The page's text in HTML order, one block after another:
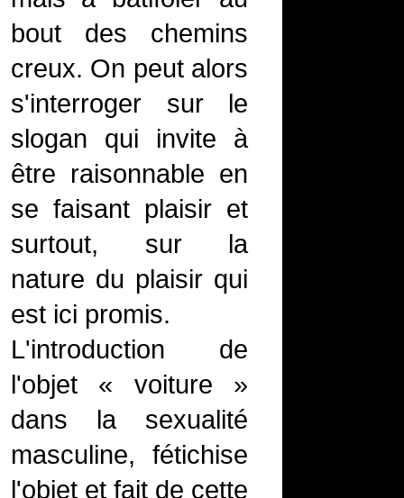
bout des chemins
creux. On peut alors
s'interroger sur le
slogan qui invite à
être raisonnable en
se faisant plaisir et
surtout, sur la
nature du plaisir qui
est ici promis.
L'introduction de
l'objet « voiture »
dans la sexualité
masculine, fétichise
l'objet et fait de cette